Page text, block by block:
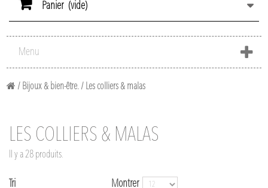
Panier (vide)
Menu
/ Bijoux & bien-être. / Les colliers & malas
LES COLLIERS & MALAS
Il y a 28 produits.
Tri
Montrer